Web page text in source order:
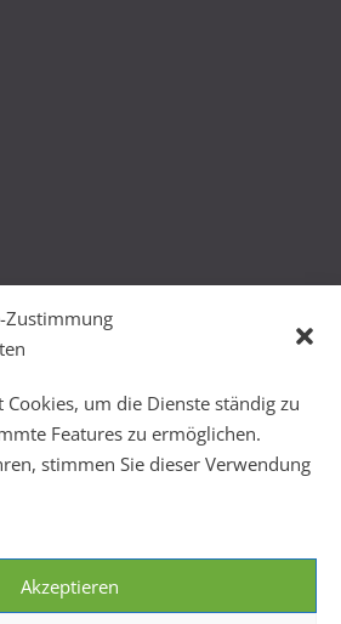
Zustimmung
um die Dienste ständig zu
Features zu ermöglichen.
stimmen Sie dieser Verwendung
Akzeptieren
Uhr
Uhr
Uhr